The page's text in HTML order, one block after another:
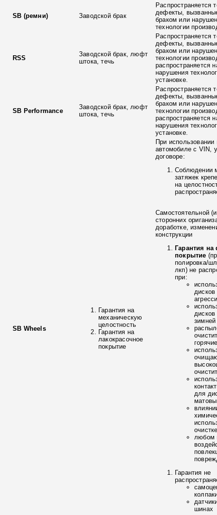
SB (ремни) Заводской брак
Распространяется
дефекты,
браком или
технологии
RSS
Заводской брак, люфт
штока, течь
Распространяется
дефекты,
браком или
технологии
распространяется
нарушения
установке.
SB Performance
Заводской брак, люфт
штока, течь
Распространяется
дефекты,
браком или
технологии
распространяется
нарушения
установке.
SB Wheels
Гарантия на
механическую
целостность
Гарантия на
лакокрасочное
покрытие
При использовании
автомобиле с VIN,
договоре:
Соблюдении
затяжек
на
Самостоятельной
сторонних
доработке,
конструкции
Гарантия
покрытие
полировка/
лкп) не
при:
зимней
для
любом
Гарантия не
шинах